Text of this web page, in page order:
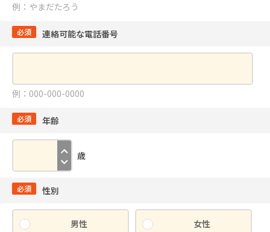
例：やまだたろう
必須 連絡可能な電話番号
例：000-000-0000
必須 年齢
歳
必須 性別
男性 女性